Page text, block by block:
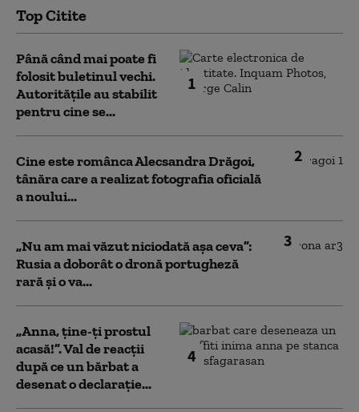
Top Citite
1
Până când mai poate fi
folosit buletinul vechi.
Autoritățile au stabilit
pentru cine se...
2
Cine este românca Alecsandra Drăgoi,
tânăra care a realizat fotografia oficială
a noului...
3
„Nu am mai văzut niciodată așa ceva”:
Rusia a doborât o dronă portugheză
rară și o va...
4
„Anna, ţine-ţi prostul
acasă!”. Val de reacții
după ce un bărbat a
desenat o declarație...